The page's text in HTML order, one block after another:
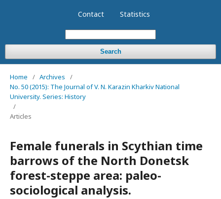
Contact Statistics
Search
Home / Archives
/
No. 50 (2015): The Journal of V. N. Karazin Kharkiv National
University. Series: History
/
Articles
Female funerals in Scythian time
barrows of the North Donetsk
forest-steppe area: paleo-
sociological analysis.